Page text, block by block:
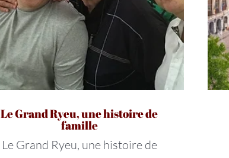
Le Grand Ryeu, une histoire de
famille
Le Grand Ryeu, une histoire de